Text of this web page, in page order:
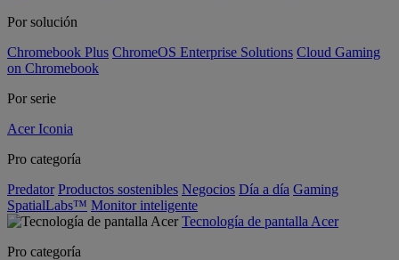
Por solución
Chromebook Plus ChromeOS Enterprise Solutions Cloud Gaming
on Chromebook
Por serie
Acer Iconia
Pro categoría
Predator Productos sostenibles Negocios Día a día Gaming
SpatialLabs™ Monitor inteligente
Tecnología de pantalla Acer
Pro categoría